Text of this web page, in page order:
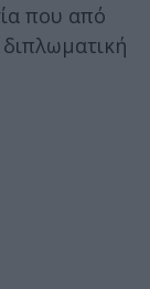
που από